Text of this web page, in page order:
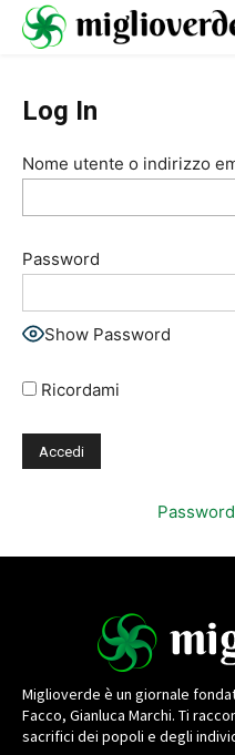
Log In
Nome utente o indirizzo
Password
Show Password
Ricordami
Miglioverde è un giornale
Facco, Gianluca Marchi. Ti
sacrifici dei popoli e degli